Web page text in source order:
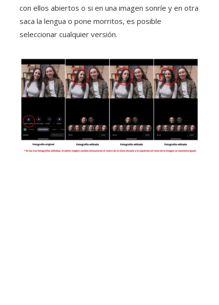
con ellos abiertos o si en una imagen sonríe y en otra
saca la lengua o pone morritos, es posible
seleccionar cualquier versión.